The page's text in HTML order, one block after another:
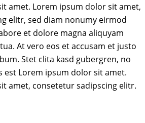
amet. Lorem ipsum dolor sit amet,
elitr, sed diam nonumy eirmod
et dolore magna aliquyam
At vero eos et accusam et justo
Stet clita kasd gubergren, no
est Lorem ipsum dolor sit amet.
amet, consetetur sadipscing elitr.